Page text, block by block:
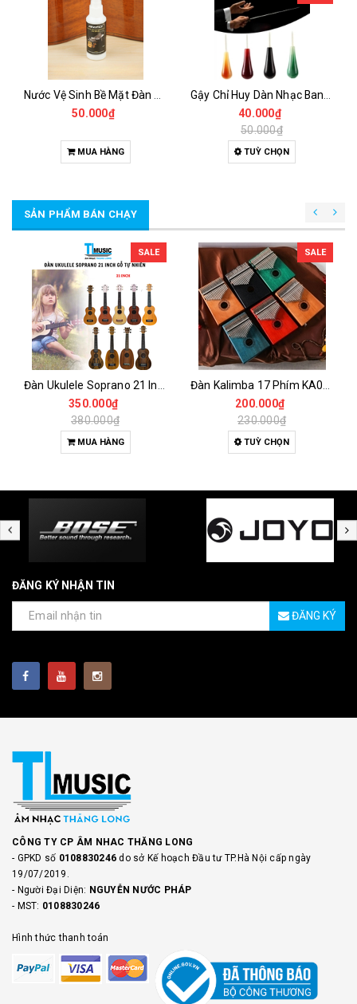
50.000₫
MUA HÀNG
40.000₫
50.000₫
TUỲ CHỌN
SẢN PHẨM BÁN CHẠY
SALE
350.000₫
380.000₫
MUA HÀNG
SALE
200.000₫
230.000₫
TUỲ CHỌN
ĐĂNG KÝ NHẬN TIN
ĐĂNG KÝ
CÔNG TY CP ÂM NHAC THĂNG LONG
- GPKD số 0108830246do sở Kế hoạch Đầu tư TP.Hà Nội cấp ngày
19/07/2019.
- Người Đại Diện: NGUYỄN NƯỚC PHÁP
- MST: 0108830246
Hình thức thanh toán